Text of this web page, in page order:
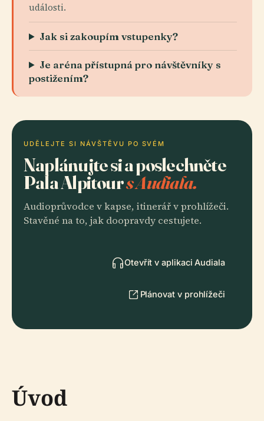
události.
Jak si zakoupím vstupenky?
Je aréna přístupná pro návštěvníky s
postižením?
UDĚLEJTE SI NÁVŠTĚVU PO SVÉM
Naplánujte si a poslechněte
Pala Alpitours Audiala.
Audioprůvodce v kapse, itinerář v prohlížeči.
Stavěné na to, jak doopravdy cestujete.
Otevřít v aplikaci Audiala
Plánovat v prohlížeči
Úvod